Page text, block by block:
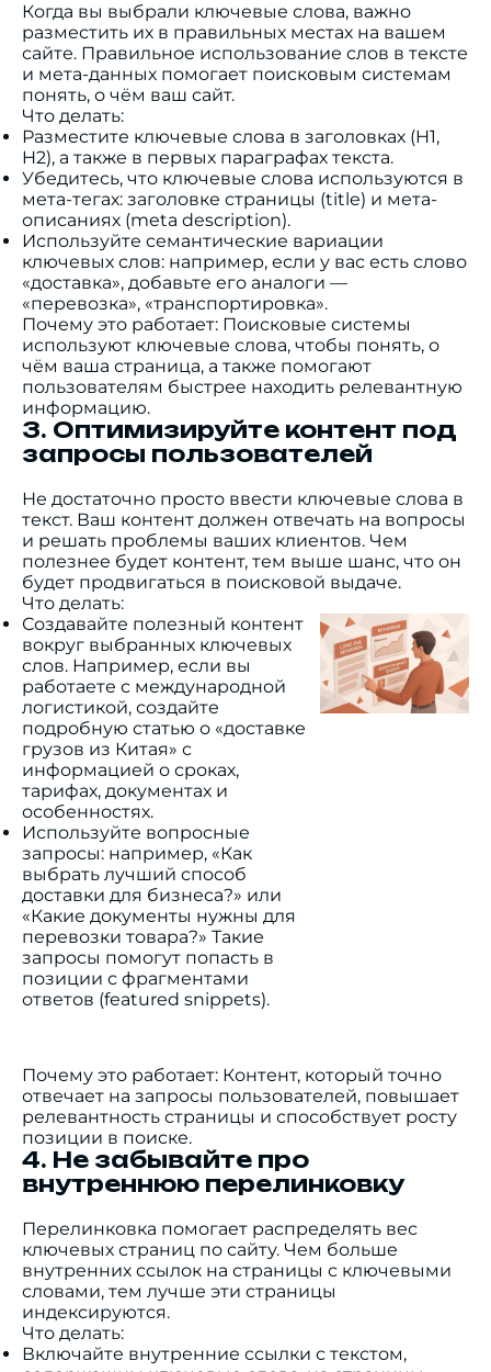
Когда вы выбрали ключевые слова, важно
разместить их в правильных местах на вашем
сайте. Правильное использование слов в тексте
и мета-данных помогает поисковым системам
понять, о чём ваш сайт.
Что делать:
Разместите ключевые слова в заголовках (H1,
H2), а также в первых параграфах текста.
Убедитесь, что ключевые слова используются в
мета-тегах: заголовке страницы (title) и мета-
описаниях (meta description).
Используйте семантические вариации
ключевых слов: например, если у вас есть слово
«доставка», добавьте его аналоги —
«перевозка», «транспортировка».
Почему это работает: Поисковые системы
используют ключевые слова, чтобы понять, о
чём ваша страница, а также помогают
пользователям быстрее находить релевантную
информацию.
3. Оптимизируйте контент под
запросы пользователей
Не достаточно просто ввести ключевые слова в
текст. Ваш контент должен отвечать на вопросы
и решать проблемы ваших клиентов. Чем
полезнее будет контент, тем выше шанс, что он
будет продвигаться в поисковой выдаче.
Что делать:
Создавайте полезный контент
вокруг выбранных ключевых
слов. Например, если вы
работаете с международной
логистикой, создайте
подробную статью о «доставке
грузов из Китая» с
информацией о сроках,
тарифах, документах и
особенностях.
Используйте вопросные
запросы: например, «Как
выбрать лучший способ
доставки для бизнеса?» или
«Какие документы нужны для
перевозки товара?» Такие
запросы помогут попасть в
позиции с фрагментами
ответов (featured snippets).
Почему это работает: Контент, который точно
отвечает на запросы пользователей, повышает
релевантность страницы и способствует росту
позиции в поиске.
4. Не забывайте про
внутреннюю перелинковку
Перелинковка помогает распределять вес
ключевых страниц по сайту. Чем больше
внутренних ссылок на страницы с ключевыми
словами, тем лучше эти страницы
индексируются.
Что делать:
Включайте внутренние ссылки с текстом,